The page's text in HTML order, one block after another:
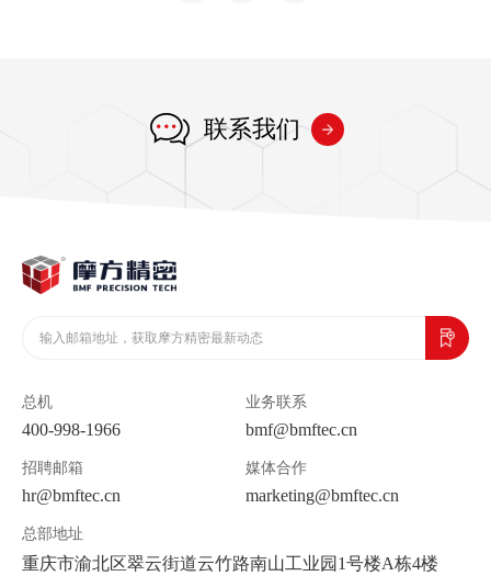
联系我们
总机
400-998-1966
业务联系
bmf@bmftec.cn
招聘邮箱
hr@bmftec.cn
媒体合作
marketing@bmftec.cn
总部地址
重庆市渝北区翠云街道云竹路南山工业园1号楼A栋4楼